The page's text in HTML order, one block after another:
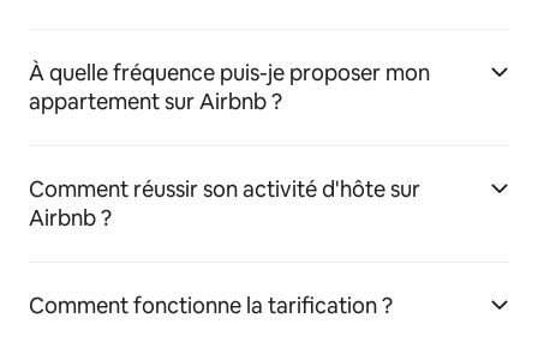
À quelle fréquence puis-je proposer mon
appartement sur Airbnb ?
Comment réussir son activité d'hôte sur
Airbnb ?
Comment fonctionne la tarification ?